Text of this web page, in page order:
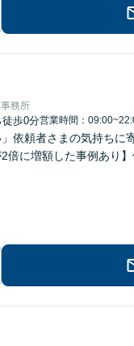
務所
徒歩0分営業時間：
依頼者さまの気持ち
倍に増額した事例あり